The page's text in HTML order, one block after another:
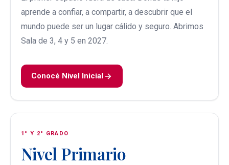
aprende a confiar, a compartir, a descubrir que el
mundo puede ser un lugar cálido y seguro. Abrimos
Sala de 3, 4 y 5 en 2027.
Conocé Nivel Inicial
1° Y 2° GRADO
Nivel Primario